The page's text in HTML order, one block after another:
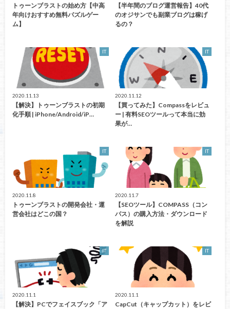
トゥーンブラストの始め方【中高
年向けおすすめ無料パズルゲー
ム】
【半年間のブログ運営報告】40代
のオジサンでも副業ブログは稼げ
るの？
IT
2020.11.13
【解決】トゥーンブラストの初期
化手順 | iPhone/Android/iP…
IT
2020.11.12
【買ってみた】Compassをレビュ
ー | 有料SEOツールって本当に効
果が…
IT
2020.11.8
トゥーンブラストの開発会社・運
営会社はどこの国？
IT
2020.11.7
【SEOツール】COMPASS（コン
パス）の購入方法・ダウンロード
を解説
IT
2020.11.1
【解決】PCでフェイスブック「ア
IT
2020.11.1
CapCut（キャップカット）をレビ